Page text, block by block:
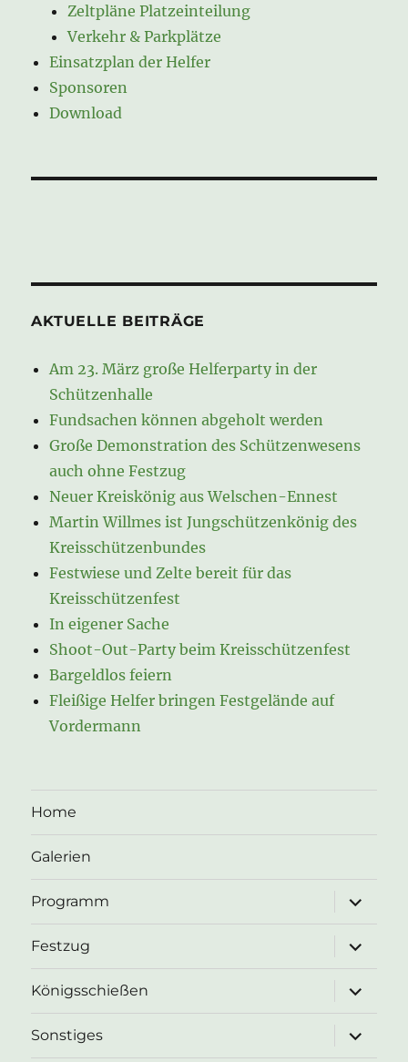
Zeltpläne Platzeinteilung
Verkehr & Parkplätze
Einsatzplan der Helfer
Sponsoren
Download
AKTUELLE BEITRÄGE
Am 23. März große Helferparty in der
Schützenhalle
Fundsachen können abgeholt werden
Große Demonstration des Schützenwesens
auch ohne Festzug
Neuer Kreiskönig aus Welschen-Ennest
Martin Willmes ist Jungschützenkönig des
Kreisschützenbundes
Festwiese und Zelte bereit für das
Kreisschützenfest
In eigener Sache
Shoot-Out-Party beim Kreisschützenfest
Bargeldlos feiern
Fleißige Helfer bringen Festgelände auf
Vordermann
Home
Galerien
Programm
öffnen
Festzug
öffnen
Königsschießen
öffnen
Sonstiges
öffnen